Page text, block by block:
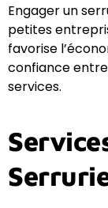
Engager un
petites
favorise
confiance
services.